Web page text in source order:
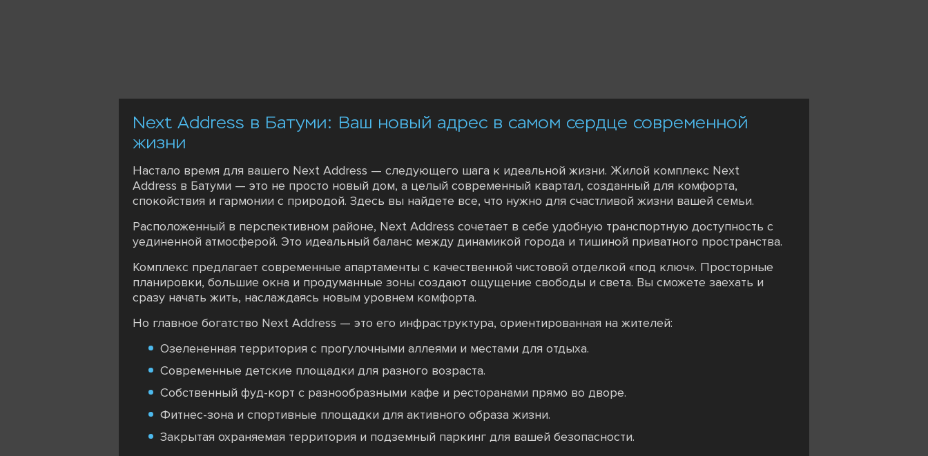
Next Address в Батуми: Ваш новый адрес в самом сердце современной
жизни
Настало время для вашего Next Address — следующего шага к идеальной жизни. Жилой комплекс Next
Address в Батуми — это не просто новый дом, а целый современный квартал, созданный для комфорта,
спокойствия и гармонии с природой. Здесь вы найдете все, что нужно для счастливой жизни вашей семьи.
Расположенный в перспективном районе, Next Address сочетает в себе удобную транспортную доступность с
уединенной атмосферой. Это идеальный баланс между динамикой города и тишиной приватного пространства.
Комплекс предлагает современные апартаменты с качественной чистовой отделкой «под ключ». Просторные
планировки, большие окна и продуманные зоны создают ощущение свободы и света. Вы сможете заехать и
сразу начать жить, наслаждаясь новым уровнем комфорта.
Но главное богатство Next Address — это его инфраструктура, ориентированная на жителей:
Озелененная территория с прогулочными аллеями и местами для отдыха.
Современные детские площадки для разного возраста.
Собственный фуд-корт с разнообразными кафе и ресторанами прямо во дворе.
Фитнес-зона и спортивные площадки для активного образа жизни.
Закрытая охраняемая территория и подземный паркинг для вашей безопасности.